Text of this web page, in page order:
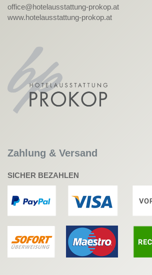
office@hotelausstattung-prokop.at
www.hotelausstattung-prokop.at
Zahlung & Versand
SICHER BEZAHLEN